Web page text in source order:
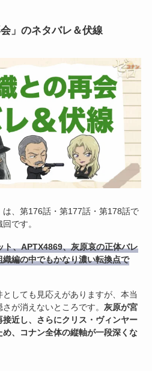
」のネタバレ＆伏線
、第176話・第177話・第178話で
です。
ト、APTX4869、灰原哀の正体バレ
編の中でもかなり濃い転換点で
しても見応えがありますが、本当
が消えないところです。 灰原が宮
近し、さらにクリス・ヴィンヤー
め、コナン全体の縦軸が一段深くな